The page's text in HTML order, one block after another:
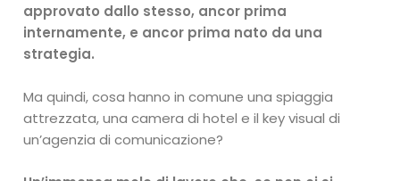
approvato dallo stesso, ancor prima
internamente, e ancor prima nato da una
strategia.
Ma quindi, cosa hanno in comune una spiaggia
attrezzata, una camera di hotel e il key visual di
un’agenzia di comunicazione?